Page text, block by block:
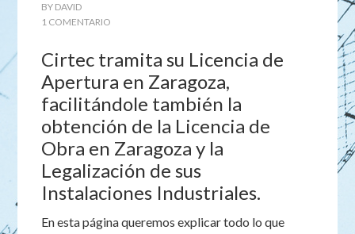
BY DAVID
1 COMENTARIO
Cirtec tramita su Licencia de
Apertura en Zaragoza,
facilitándole también la
obtención de la Licencia de
Obra en Zaragoza y la
Legalización de sus
Instalaciones Industriales.
En esta página queremos explicar todo lo que